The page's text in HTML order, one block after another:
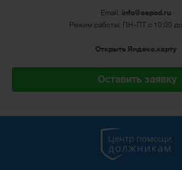
Email: info@cepod.ru
Режим работы: ПН-ПТ с 10:00
Открыть Яндекс.карту
Оставить заявку